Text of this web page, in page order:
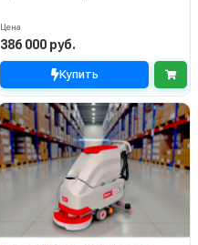
Цена
386 000 руб.
Купить